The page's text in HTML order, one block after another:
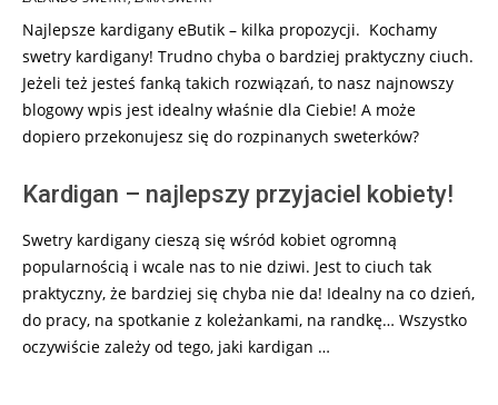
Najlepsze kardigany eButik – kilka propozycji. Kochamy
swetry kardigany! Trudno chyba o bardziej praktyczny ciuch.
Jeżeli też jesteś fanką takich rozwiązań, to nasz najnowszy
blogowy wpis jest idealny właśnie dla Ciebie! A może
dopiero przekonujesz się do rozpinanych sweterków?
Kardigan – najlepszy przyjaciel kobiety!
Swetry kardigany cieszą się wśród kobiet ogromną
popularnością i wcale nas to nie dziwi. Jest to ciuch tak
praktyczny, że bardziej się chyba nie da! Idealny na co dzień,
do pracy, na spotkanie z koleżankami, na randkę… Wszystko
oczywiście zależy od tego, jaki kardigan …